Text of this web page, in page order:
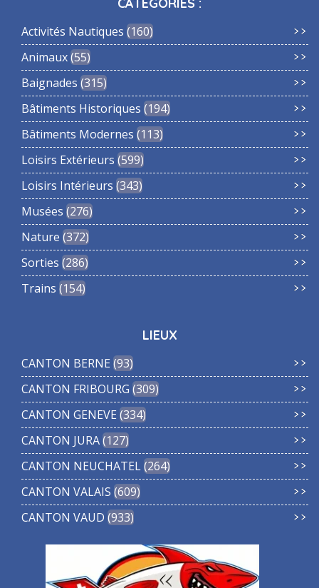
Activités Nautiques 160
Animaux 55
Baignades 315
Bâtiments Historiques 194
Bâtiments Modernes 113
Loisirs Extérieurs 599
Loisirs Intérieurs 343
Musées 276
Nature 372
Sorties 286
Trains 154
LIEUX
CANTON BERNE 93
CANTON FRIBOURG 309
CANTON GENEVE 334
CANTON JURA 127
CANTON NEUCHATEL 264
CANTON VALAIS 609
CANTON VAUD 933